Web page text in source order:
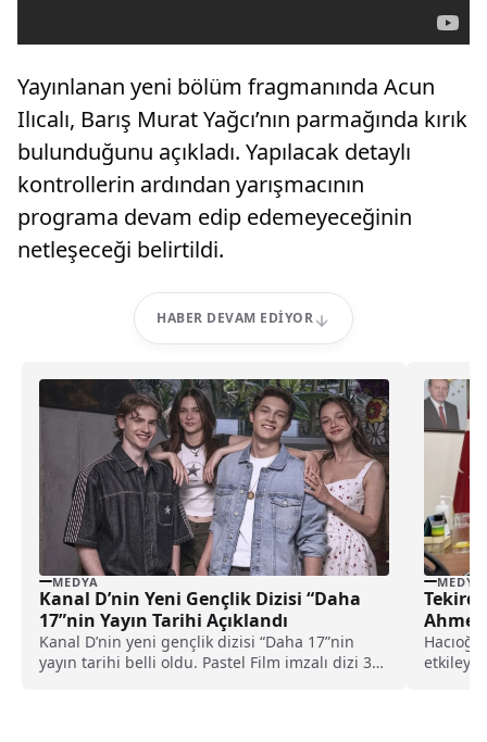
Yayınlanan yeni bölüm fragmanında Acun
Ilıcalı, Barış Murat Yağcı’nın parmağında kırık
bulunduğunu açıkladı. Yapılacak detaylı
kontrollerin ardından yarışmacının
programa devam edip edemeyeceğinin
netleşeceği belirtildi.
HABER DEVAM EDIYOR
MEDYA
Kanal D’nin Yeni Gençlik Dizisi “Daha
17”nin Yayın Tarihi Açıklandı
Kanal D’nin yeni gençlik dizisi “Daha 17”nin
yayın tarihi belli oldu. Pastel Film imzalı dizi 31
MEDYA
Ahmet